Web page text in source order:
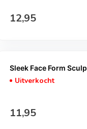
Normale prijs
12,95
Sleek Face Form
Uitverkocht
Normale prijs
11,95